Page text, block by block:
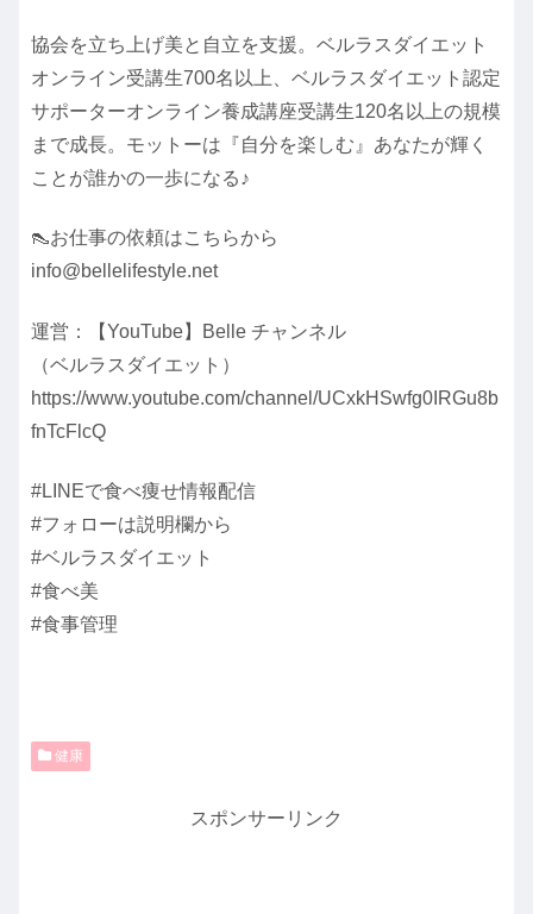
協会を立ち上げ美と自立を支援。ベルラスダイエット
オンライン受講生700名以上、ベルラスダイエット認定
サポーターオンライン養成講座受講生120名以上の規模
まで成長。モットーは『自分を楽しむ』あなたが輝く
ことが誰かの一歩になる♪
👠お仕事の依頼はこちらから
info@bellelifestyle.net
運営：【YouTube】Belle チャンネル
（ベルラスダイエット）
https://www.youtube.com/channel/UCxkHSwfg0IRGu8b
fnTcFlcQ
#LINEで食べ痩せ情報配信
#フォローは説明欄から
#ベルラスダイエット
#食べ美
#食事管理
健康
スポンサーリンク